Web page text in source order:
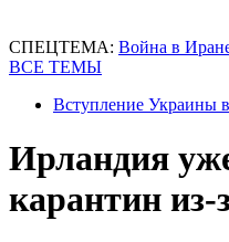
СПЕЦТЕМА: Война в
ВСЕ ТЕМЫ
Вступление Украины
Ирландия
карантин из-